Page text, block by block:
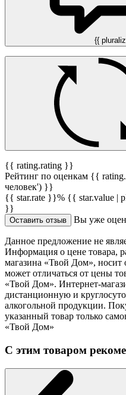
{{
{{ rating.rating }}
Рейтинг по оценкам {{
человек') }}
{{ star.rate }}% {{ star.value |
}}
Оставить отзыв Вы уже
Данное предложение не
Информация о цене товара,
магазина «Твой Дом», носит
может отличаться от цены
«Твой Дом». Интернет-
дистанционную и
алкогольной продукции.
указанный товар только
«Твой Дом»
С этим товаром